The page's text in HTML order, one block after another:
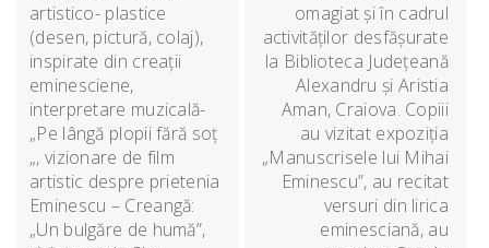
artistico- plastice
(desen, pictură, colaj),
inspirate din creații
eminesciene,
interpretare muzicală-
„Pe lângă plopii fără soț
„, vizionare de film
artistic despre prietenia
Eminescu – Creangă:
„Un bulgăre de humă”,
omagiat și în cadrul
activităților desfășurate
la Biblioteca Județeană
Alexandru și Aristia
Aman, Craiova. Copiii
au vizitat expoziția
„Manuscrisele lui Mihai
Eminescu”, au recitat
versuri din lirica
eminesciană, au